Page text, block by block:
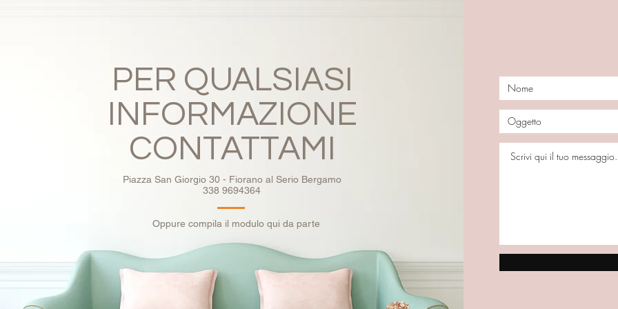
PER QUALSIASI
INFORMAZIONE
CONTATTAMI
Piazza San Giorgio 30 - Fiorano al Serio Bergamo
338 9694364
Oppure compila il modulo qui da parte